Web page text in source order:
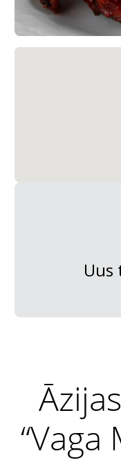
Uus
“Vaga